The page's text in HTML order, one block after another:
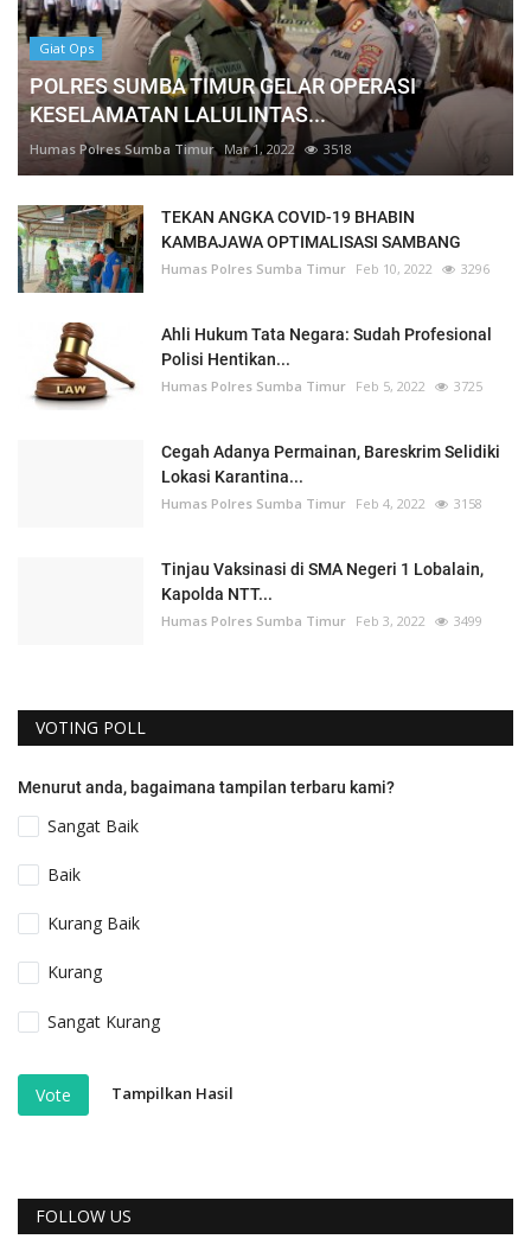
Giat Ops
POLRES SUMBA TIMUR GELAR OPERASI
KESELAMATAN LALULINTAS...
Humas Polres Sumba Timur Mar 1, 2022 3518
TEKAN ANGKA COVID-19 BHABIN
KAMBAJAWA OPTIMALISASI SAMBANG
Humas Polres Sumba Timur Feb 10, 2022 3296
Ahli Hukum Tata Negara: Sudah Profesional
Polisi Hentikan...
Humas Polres Sumba Timur Feb 5, 2022 3725
Cegah Adanya Permainan, Bareskrim Selidiki
Lokasi Karantina...
Humas Polres Sumba Timur Feb 4, 2022 3158
Tinjau Vaksinasi di SMA Negeri 1 Lobalain,
Kapolda NTT...
Humas Polres Sumba Timur Feb 3, 2022 3499
VOTING POLL
Menurut anda, bagaimana tampilan terbaru kami?
Sangat Baik
Baik
Kurang Baik
Kurang
Sangat Kurang
Vote Tampilkan Hasil
FOLLOW US